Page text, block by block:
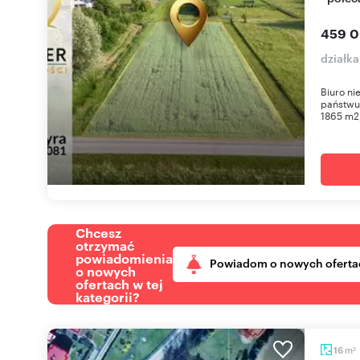
459
Biuro
1865
Chcesz
otrzymać
powiadomienia
o nowych
ofertach w tej
kategorii?
Powiadom o nowych
16 m2